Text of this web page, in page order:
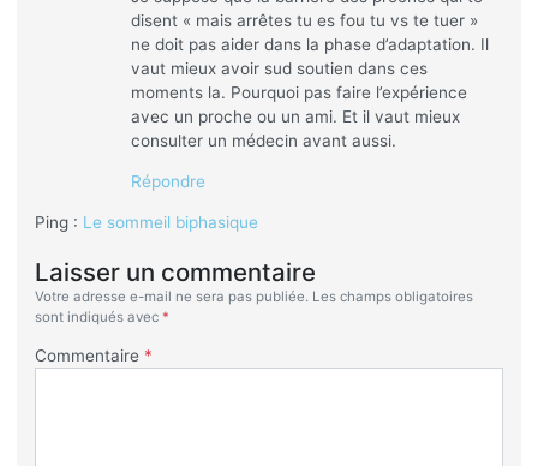
disent « mais arrêtes tu es fou tu vs te tuer »
ne doit pas aider dans la phase d’adaptation. Il
vaut mieux avoir sud soutien dans ces
moments la. Pourquoi pas faire l’expérience
avec un proche ou un ami. Et il vaut mieux
consulter un médecin avant aussi.
Répondre
Ping : Le sommeil biphasique
Laisser un commentaire
Votre adresse e-mail ne sera pas publiée. Les champs obligatoires
sont indiqués avec *
Commentaire *